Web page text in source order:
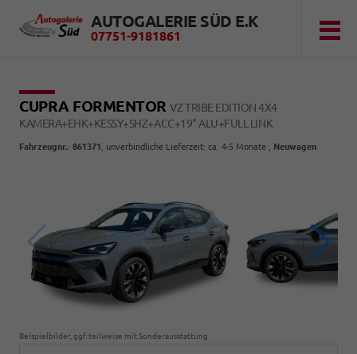
AUTOGALERIE SÜD E.K
07751-9181861
CUPRA FORMENTORVZ TRIBE EDITION 4X4
KAMERA+EHK+KESSY+SHZ+ACC+19" ALU+FULL LINK
Fahrzeugnr.: 861371 , unverbindliche Lieferzeit: ca. 4-5 Monate , Neuwagen
Beispielbilder, ggf. teilweise mit Sonderausstattung